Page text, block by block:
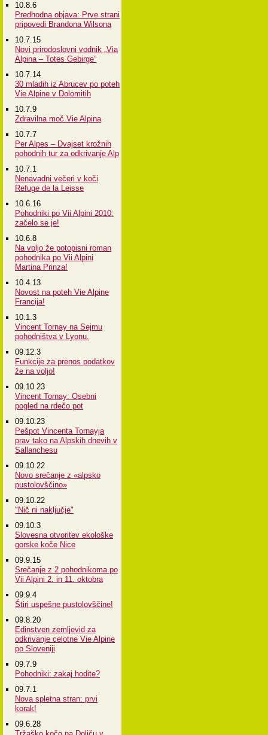
10.8.6
Predhodna objava: Prve strani
pripovedi Brandona Wilsona
10.7.15
Novi prirodoslovni vodnik „Via
Alpina – Totes Gebirge“
10.7.14
30 mladih iz Abrucev po poteh
Vie Alpine v Dolomitih
10.7.9
Zdravilna moč Vie Alpina
10.7.7
Per Alpes – Dvajset krožnih
pohodnih tur za odkrivanje Alp
10.7.1
Nenavadni večeri v koči
Refuge de la Leisse
10.6.16
Pohodniki po Vii Alpini 2010:
začelo se je!
10.6.8
Na voljo že potopisni roman
pohodnika po Vii Alpini
Martina Prinza!
10.4.13
Novost na poteh Vie Alpine
Francija!
10.1.3
Vincent Tornay na Sejmu
pohodništva v Lyonu.
09.12.3
Funkcije za prenos podatkov
že na voljo!
09.10.23
Vincent Tornay: Osebni
pogled na rdečo pot
09.10.23
Pešpot Vincenta Tornayja
prav tako na Alpskih dnevih v
Sallanchesu
09.10.22
Novo srečanje z «alpsko
pustolovščino»
09.10.22
"Nič ni naključje"
09.10.3
Slovesna otvoritev ekološke
gorske koče Nice
09.9.15
Srečanje z 2 pohodnikoma po
Vii Alpini 2. in 11. oktobra
09.9.4
Štiri uspešne pustolovščine!
09.8.20
Edinstven zemljevid za
odkrivanje celotne Vie Alpine
po Sloveniji
09.7.9
Pohodniki: zakaj hodite?
09.7.1
Nova spletna stran: prvi
korak!
09.6.28